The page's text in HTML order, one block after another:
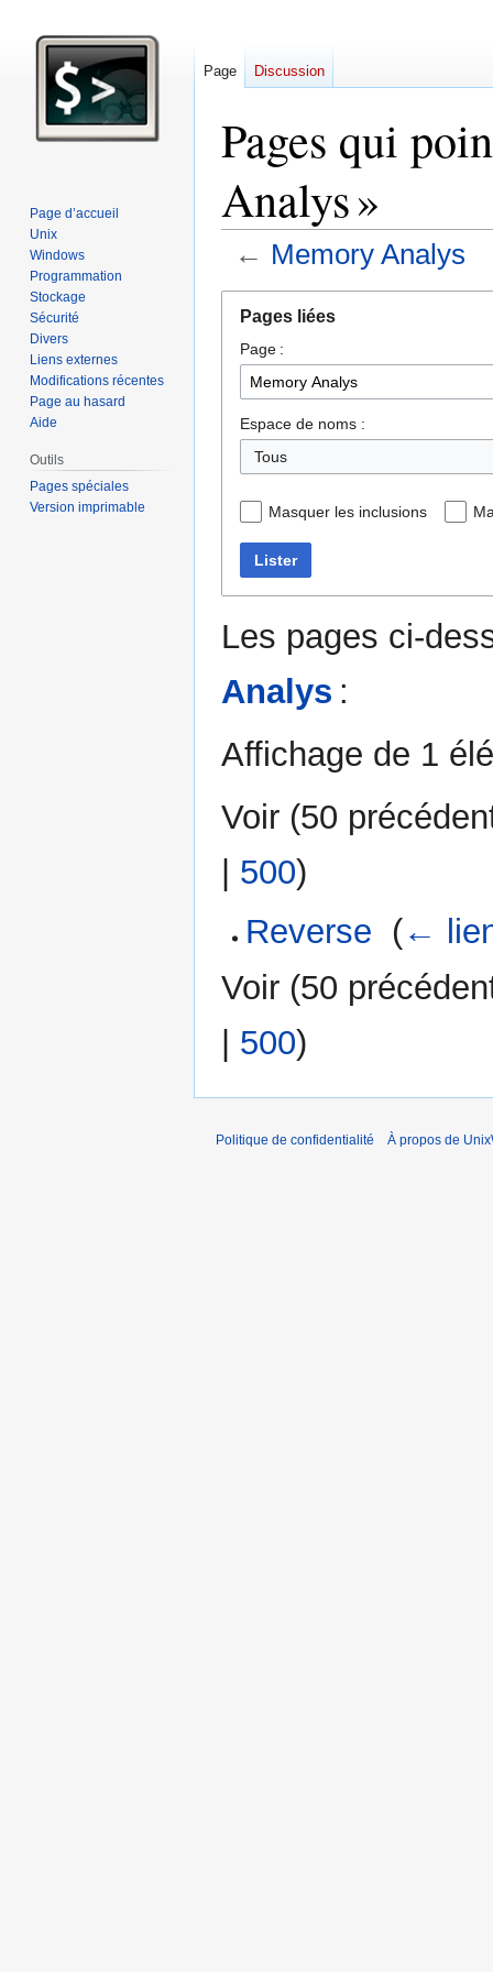
Pages qui
Analys »
← Memory Analys
navigation
recherche
Pages liées
Page :
Espace de noms :
Tous
Masquer les inclusions
Lister
Les pages ci-
Analys :
Affichage de 1
Voir (50
| 500)
Reverse (←
Voir (50
500)
Page Discussion
Page d’accueil
Unix
Windows
Programmation
Stockage
Sécurité
Divers
Liens externes
Modifications récentes
Page au hasard
Aide
Outils
Pages spéciales
Version imprimable
Politique de confidentialité À propos de